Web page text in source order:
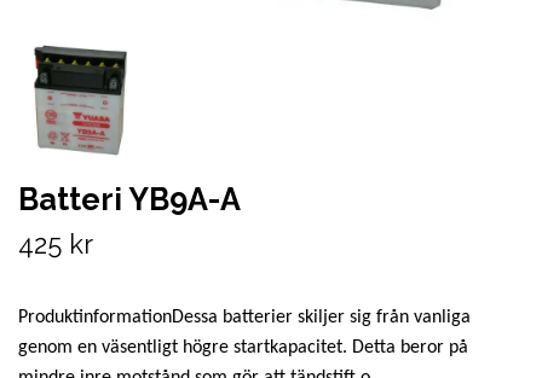
Batteri YB9A-A
425 kr
ProduktinformationDessa batterier skiljer sig från vanliga
genom en väsentligt högre startkapacitet. Detta beror på